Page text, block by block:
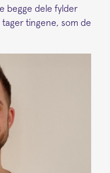
begge dele fylder
tingene, som de